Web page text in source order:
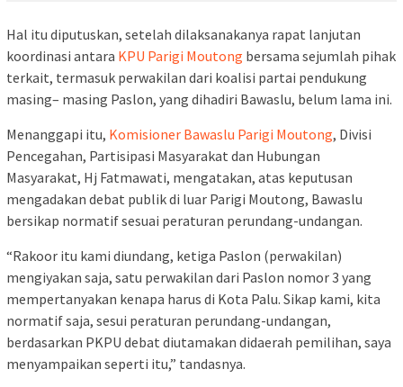
Hal itu diputuskan, setelah dilaksanakanya rapat lanjutan
koordinasi antara KPU Parigi Moutong bersama sejumlah pihak
terkait, termasuk perwakilan dari koalisi partai pendukung
masing– masing Paslon, yang dihadiri Bawaslu, belum lama ini.
Menanggapi itu, Komisioner Bawaslu Parigi Moutong, Divisi
Pencegahan, Partisipasi Masyarakat dan Hubungan
Masyarakat, Hj Fatmawati, mengatakan, atas keputusan
mengadakan debat publik di luar Parigi Moutong, Bawaslu
bersikap normatif sesuai peraturan perundang-undangan.
“Rakoor itu kami diundang, ketiga Paslon (perwakilan)
mengiyakan saja, satu perwakilan dari Paslon nomor 3 yang
mempertanyakan kenapa harus di Kota Palu. Sikap kami, kita
normatif saja, sesui peraturan perundang-undangan,
berdasarkan PKPU debat diutamakan didaerah pemilihan, saya
menyampaikan seperti itu,” tandasnya.